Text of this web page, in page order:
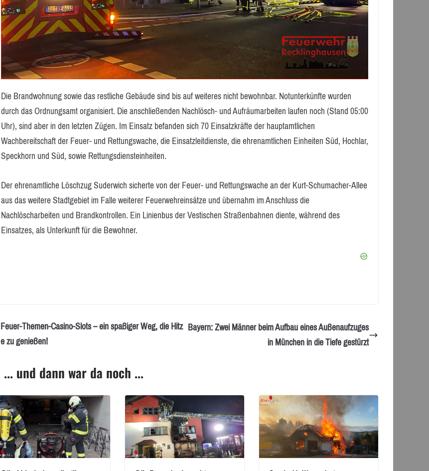
Die Brandwohnung sowie das restliche Gebäude sind bis auf weiteres nicht bewohnbar. Notunterkünfte wurden
durch das Ordnungsamt organisiert. Die anschließenden Nachlösch- und Aufräumarbeiten laufen noch (Stand 05:00
Uhr), sind aber in den letzten Zügen. Im Einsatz befanden sich 70 Einsatzkräfte der hauptamtlichen
Wachbereitschaft der Feuer- und Rettungswache, die Einsatzleitdienste, die ehrenamtlichen Einheiten Süd, Hochlar,
Speckhorn und Süd, sowie Rettungsdiensteinheiten.
Der ehrenamtliche Löschzug Suderwich sicherte von der Feuer- und Rettungswache an der Kurt-Schumacher-Allee
aus das weitere Stadtgebiet im Falle weiterer Feuerwehreinsätze und übernahm im Anschluss die
Nachlöscharbeiten und Brandkontrollen. Ein Linienbus der Vestischen Straßenbahnen diente, während des
Einsatzes, als Unterkunft für die Bewohner.
Feuer-Themen-Casino-Slots – ein spaßiger Weg, die Hitz
e zu genießen!
Bayern: Zwei Männer beim Aufbau eines Außenaufzuges
in München in die Tiefe gestürzt
... und dann war da noch ...